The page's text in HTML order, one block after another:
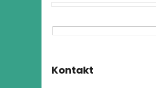
Kontakt